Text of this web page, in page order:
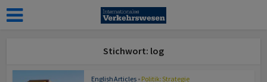
Stichwort: log
English Articles • Politik: Strategie